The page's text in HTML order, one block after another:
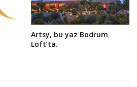
Artsy, bu yaz Bodrum
Loft’ta.